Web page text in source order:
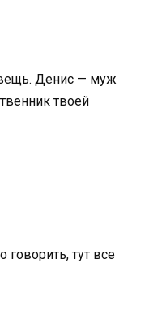
вещь. Денис — муж
твоей
говорить, тут все